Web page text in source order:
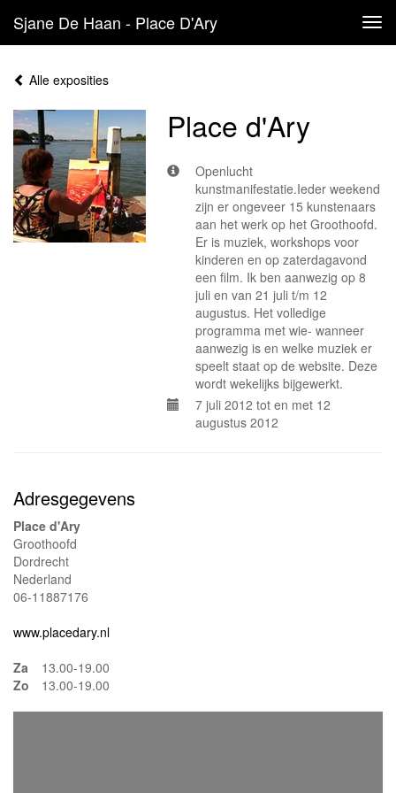
Sjane De Haan - Place D'Ary
Alle exposities
Place d'Ary
Openlucht
kunstmanifestatie.Ieder weekend
zijn er ongeveer 15 kunstenaars
aan het werk op het Groothoofd.
Er is muziek, workshops voor
kinderen en op zaterdagavond
een film. Ik ben aanwezig op 8
juli en van 21 juli t/m 12
augustus. Het volledige
programma met wie- wanneer
aanwezig is en welke muziek er
speelt staat op de website. Deze
wordt wekelijks bijgewerkt.
7 juli 2012 tot en met 12
augustus 2012
Adresgegevens
Place d'Ary
Groothoofd
Dordrecht
Nederland
06-11887176
www.placedary.nl
Za
13.00-19.00
Zo
13.00-19.00